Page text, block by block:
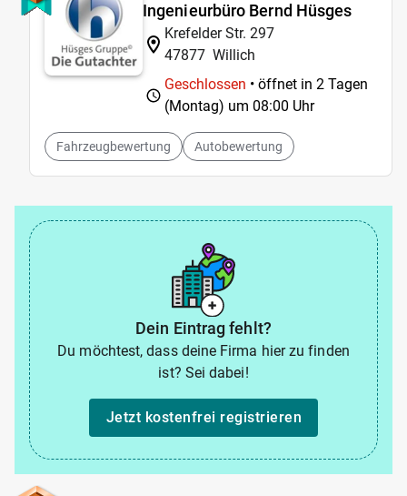
Ingenieurbüro Bernd Hüsges
Krefelder Str. 297
47877 Willich
Geschlossen • öffnet in 2 Tagen
(Montag) um 08:00 Uhr
Fahrzeugbewertung Autobewertung
Dein Eintrag fehlt?
Du möchtest, dass deine Firma hier zu finden
ist? Sei dabei!
Jetzt kostenfrei registrieren